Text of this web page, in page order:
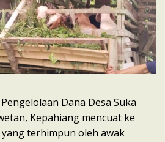
_ Pengelolaan Dana Desa Suka
Kepahiang mencuat ke
terhimpun oleh awak